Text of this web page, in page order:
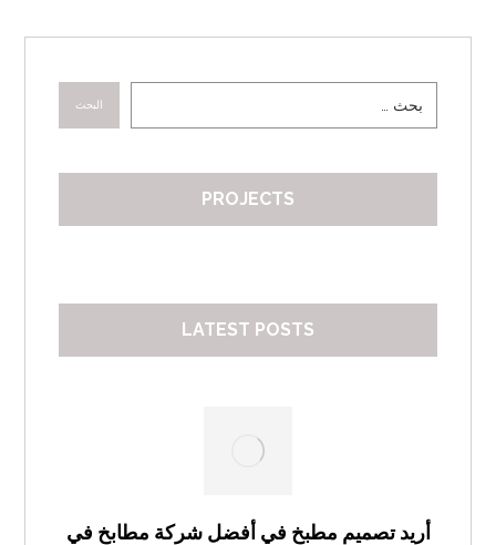
البحث
PROJECTS
LATEST POSTS
أريد تصميم مطبخ في أفضل شركة مطابخ في